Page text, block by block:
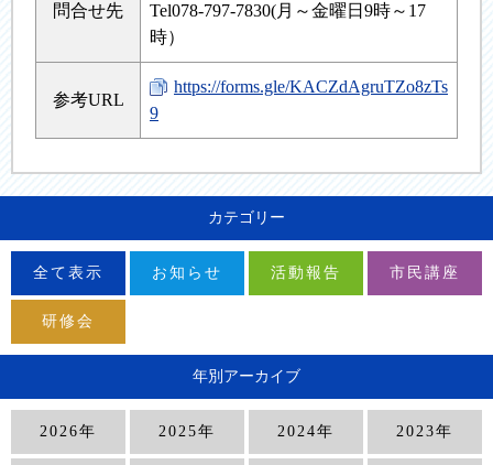
問合せ先
Tel078-797-7830(月～金曜日9時～17
時）
参考URL
https://forms.gle/KACZdAgruTZo8zTs
9
カテゴリー
全て表示 お知らせ 活動報告 市民講座
研修会
年別アーカイブ
2026年 2025年 2024年 2023年